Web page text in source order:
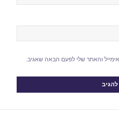
והאתר שלי לפעם הבאה שאגיב.